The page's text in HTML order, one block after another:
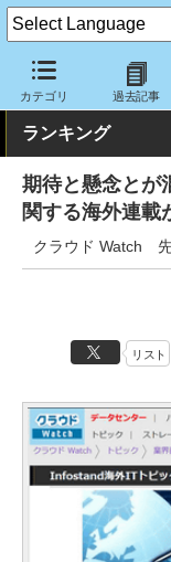
カテゴリ 過去記事
クラウド Watch トピ
ランキング
期待と懸念と
関する海外連載
クラウド Watch
リスト